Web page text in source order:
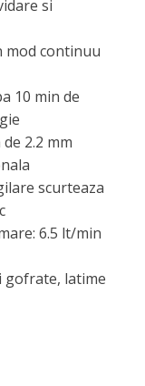
si
mod continuu
10 min de
2.2 mm
scurteaza
6.5 lt/min
gofrate, latime